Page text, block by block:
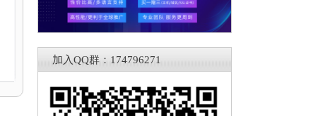
加入QQ群：174796271